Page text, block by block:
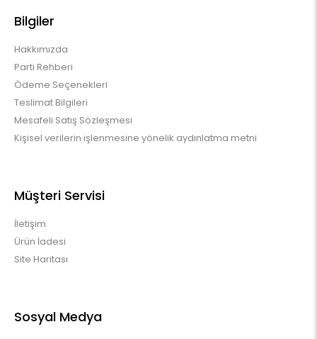
Bilgiler
Hakkımızda
Parti Rehberi
Ödeme Seçenekleri
Teslimat Bilgileri
Mesafeli Satış Sözleşmesi
Kişisel verilerin işlenmesine yönelik aydınlatma metni
Müşteri Servisi
İletişim
Ürün İadesi
Site Haritası
Sosyal Medya